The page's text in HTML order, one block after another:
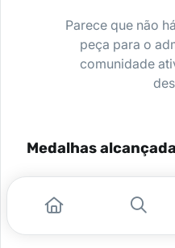
Parece que não
peça para o
comunidade
Medalhas
Nenhuma